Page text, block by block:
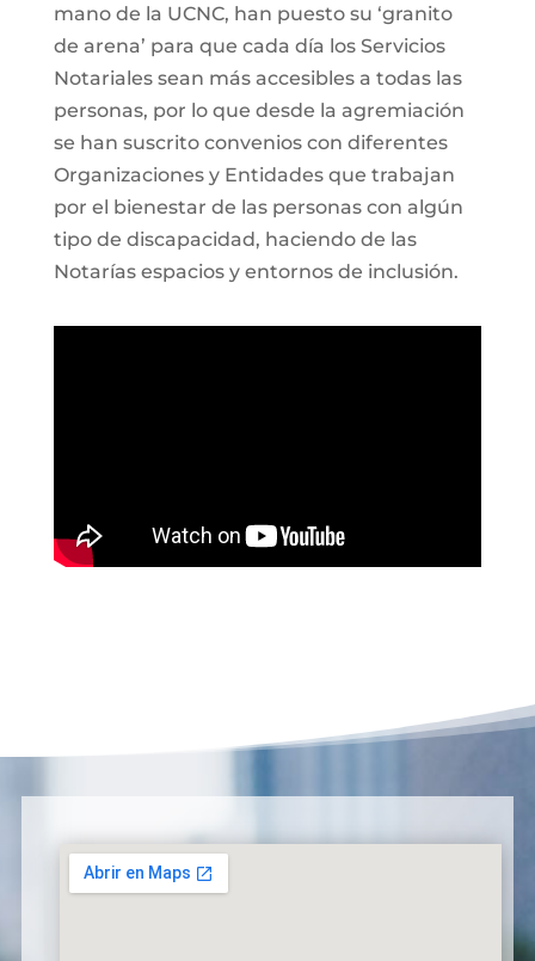
mano de la UCNC, han puesto su ‘granito
de arena’ para que cada día los Servicios
Notariales sean más accesibles a todas las
personas, por lo que desde la agremiación
se han suscrito convenios con diferentes
Organizaciones y Entidades que trabajan
por el bienestar de las personas con algún
tipo de discapacidad, haciendo de las
Notarías espacios y entornos de inclusión.